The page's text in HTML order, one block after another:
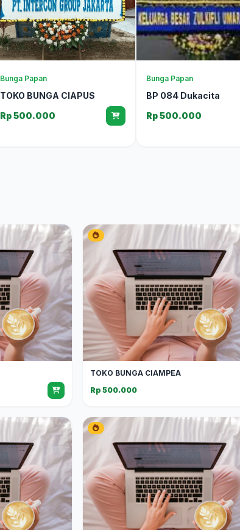
Bunga Papan
TOKO BUNGA CIAPUS
Rp 500.000
Bunga Papan
BP 084 Dukacita
Rp 500.000
TOKO BUNGA CIAMPEA
Rp 500.000